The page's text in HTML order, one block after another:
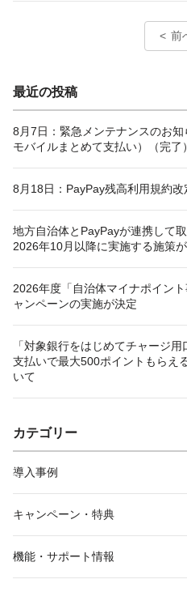
前
最近の投稿
8月7日：緊急メンテナンスのお
モバイルまとめて支払い）（完了）
8月18日：PayPay残高利用規約
地方自治体とPayPayが連携して
2026年10月以降に実施する施策が
2026年度「自治体マイナポイン
ャンペーンの実施が決定
「対象銀行をはじめてチャージ
支払いで最大500ポイントもらえ
いて
カテゴリー
導入事例
キャンペーン・特典
機能・サポート情報